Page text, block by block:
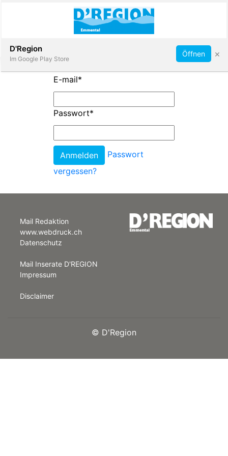
App
Abonnieren
E-mail*
Passwort*
Passwort
vergessen?
Mail Redaktion
www.webdruck.ch
Datenschutz
Mail Inserate D'REGION
Impressum
Disclaimer
© D'Region
D'Region
Im Google Play Store
Öffnen ×